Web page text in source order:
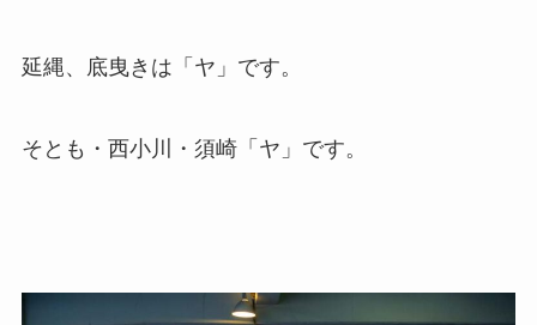
延縄、底曳きは「ヤ」です。
そとも・西小川・須崎「ヤ」です。